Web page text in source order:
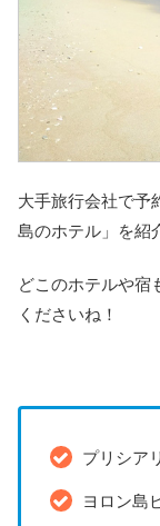
大手旅行会社で予
島のホテル」を紹
どこのホテルや宿
くださいね！
プリシア
ヨロン島